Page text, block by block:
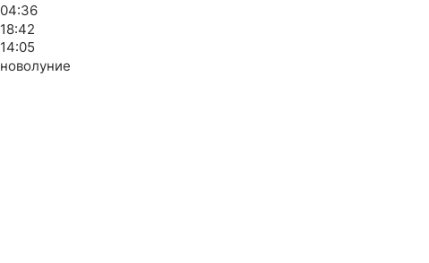
04:36
18:42
14:05
новолуние